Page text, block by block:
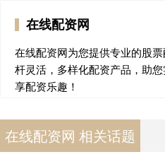
在线配资网
在线配资网为您提供专业的股
杆灵活，多样化配资产品，助
享配资乐趣！
在线配资网 相关话题